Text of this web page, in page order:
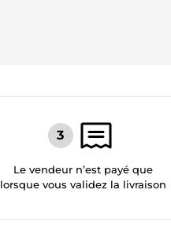
Le vendeur n’est payé que
lorsque vous validez la livraison